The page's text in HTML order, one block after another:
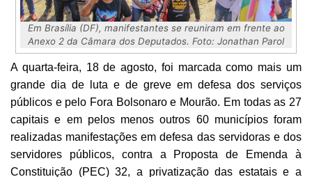
Em Brasília (DF), manifestantes se reuniram em frente ao
Anexo 2 da Câmara dos Deputados. Foto: Jonathan Parol
A quarta-feira, 18 de agosto, foi marcada como mais um
grande dia de luta e de greve em defesa dos serviços
públicos e pelo Fora Bolsonaro e Mourão. Em todas as 27
capitais e em pelos menos outros 60 municípios foram
realizadas manifestações em defesa das servidoras e dos
servidores públicos, contra a Proposta de Emenda à
Constituição (PEC) 32, a privatização das estatais e a